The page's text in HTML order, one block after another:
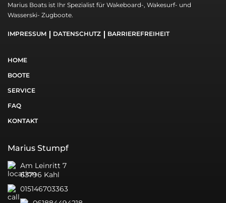
Marius Boats ist Ihr Spezialist für Wakeboard-, Wakesurf- und
Wasserski- Zugboote.
IMPRESSUM DATENSCHUTZ BARRIEREFREIHEIT
HOME
BOOTE
SERVICE
FAQ
KONTAKT
Marius Stumpf
Am Leinritt 7
63796 Kahl
015146703363